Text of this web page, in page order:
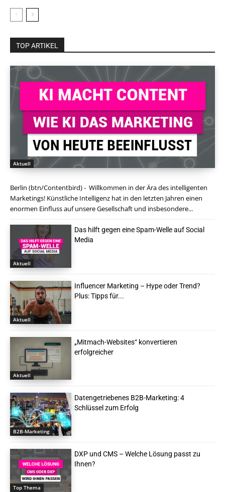
TOP ARTIKEL
Aktuell
Berlin (btn/Contentbird) - Willkommen in der Ära des intelligenten
Marketings! Künstliche Intelligenz hat in den letzten Jahren einen
enormen Einfluss auf unsere Gesellschaft und insbesondere...
Aktuell
Das hilft gegen eine Spam-Welle auf Social
Media
Aktuell
Influencer Marketing – Hype oder Trend?
Plus: Tipps für...
Aktuell
„Mitmach-Websites“ konvertieren
erfolgreicher
B2B-Marketing
Datengetriebenes B2B-Marketing: 4
Schlüssel zum Erfolg
Top Thema
DXP und CMS – Welche Lösung passt zu
Ihnen?